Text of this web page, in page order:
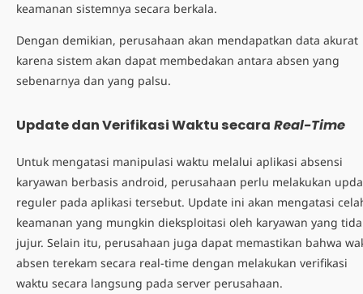
keamanan sistemnya secara berkala.
Dengan demikian, perusahaan akan mendapatkan data akurat
karena sistem akan dapat membedakan antara absen yang
sebenarnya dan yang palsu.
Update dan Verifikasi Waktu secara Real-Time
Untuk mengatasi manipulasi waktu melalui aplikasi absensi
karyawan berbasis android, perusahaan perlu melakukan
reguler pada aplikasi tersebut. Update ini akan mengatasi
keamanan yang mungkin dieksploitasi oleh karyawan yang
jujur. Selain itu, perusahaan juga dapat memastikan bahwa
absen terekam secara real-time dengan melakukan verifikasi
waktu secara langsung pada server perusahaan.